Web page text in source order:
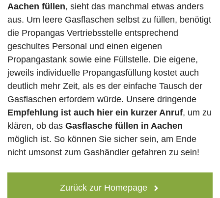
Aachen füllen, sieht das manchmal etwas anders
aus. Um leere Gasflaschen selbst zu füllen, benötigt
die Propangas Vertriebsstelle entsprechend
geschultes Personal und einen eigenen
Propangastank sowie eine Füllstelle. Die eigene,
jeweils individuelle Propangasfüllung kostet auch
deutlich mehr Zeit, als es der einfache Tausch der
Gasflaschen erfordern würde. Unsere dringende
Empfehlung ist auch hier ein kurzer Anruf, um zu
klären, ob das Gasflasche füllen in Aachen
möglich ist. So können Sie sicher sein, am Ende
nicht umsonst zum Gashändler gefahren zu sein!
Zurück zur Homepage